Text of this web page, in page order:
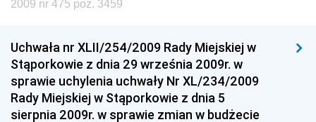
Dziennik Urzędowy Ministra Rozwoju
Dziennik Urzędowy Ministra Infrastruktury i
Budownictwa
Dziennik Urzędowy Ministra Gospodarki Morskiej i
2009 nr 475 poz. 3459
Uchwała nr XLII/254/2009 Rady Miejskiej w
Stąporkowie z dnia 29 września 2009r. w
sprawie uchylenia uchwały Nr XL/234/2009
Rady Miejskiej w Stąporkowie z dnia 5
sierpnia 2009r. w sprawie zmian w budżecie